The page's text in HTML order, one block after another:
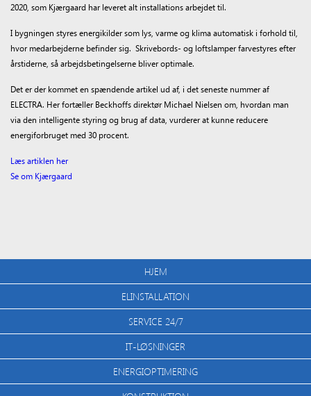
2020, som Kjærgaard har leveret alt installations arbejdet til.
I bygningen styres energikilder som lys, varme og klima automatisk i forhold til,
hvor medarbejderne befinder sig. Skrivebords- og loftslamper farvestyres efter
årstiderne, så arbejdsbetingelserne bliver optimale.
Det er der kommet en spændende artikel ud af, i det seneste nummer af
ELECTRA. Her fortæller Beckhoffs direktør Michael Nielsen om, hvordan man
via den intelligente styring og brug af data, vurderer at kunne reducere
energiforbruget med 30 procent.
Læs artiklen her
Se om Kjærgaard
HJEM
ELINSTALLATION
SERVICE 24/7
IT-LØSNINGER
ENERGIOPTIMERING